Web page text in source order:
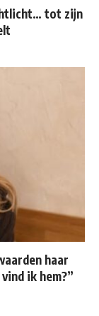
tot zijn
haar
ik hem?”